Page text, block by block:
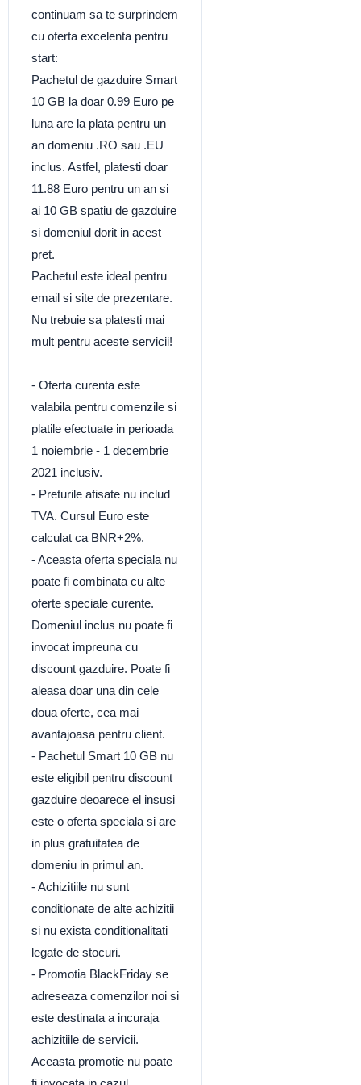
continuam sa te surprindem
cu oferta excelenta pentru
start:
Pachetul de gazduire Smart
10 GB la doar 0.99 Euro pe
luna are la plata pentru un
an domeniu .RO sau .EU
inclus. Astfel, platesti doar
11.88 Euro pentru un an si
ai 10 GB spatiu de gazduire
si domeniul dorit in acest
pret.
Pachetul este ideal pentru
email si site de prezentare.
Nu trebuie sa platesti mai
mult pentru aceste servicii!
- Oferta curenta este
valabila pentru comenzile si
platile efectuate in perioada
1 noiembrie - 1 decembrie
2021 inclusiv.
- Preturile afisate nu includ
TVA. Cursul Euro este
calculat ca BNR+2%.
- Aceasta oferta speciala nu
poate fi combinata cu alte
oferte speciale curente.
Domeniul inclus nu poate fi
invocat impreuna cu
discount gazduire. Poate fi
aleasa doar una din cele
doua oferte, cea mai
avantajoasa pentru client.
- Pachetul Smart 10 GB nu
este eligibil pentru discount
gazduire deoarece el insusi
este o oferta speciala si are
in plus gratuitatea de
domeniu in primul an.
- Achizitiile nu sunt
conditionate de alte achizitii
si nu exista conditionalitati
legate de stocuri.
- Promotia BlackFriday se
adreseaza comenzilor noi si
este destinata a incuraja
achizitiile de servicii.
Aceasta promotie nu poate